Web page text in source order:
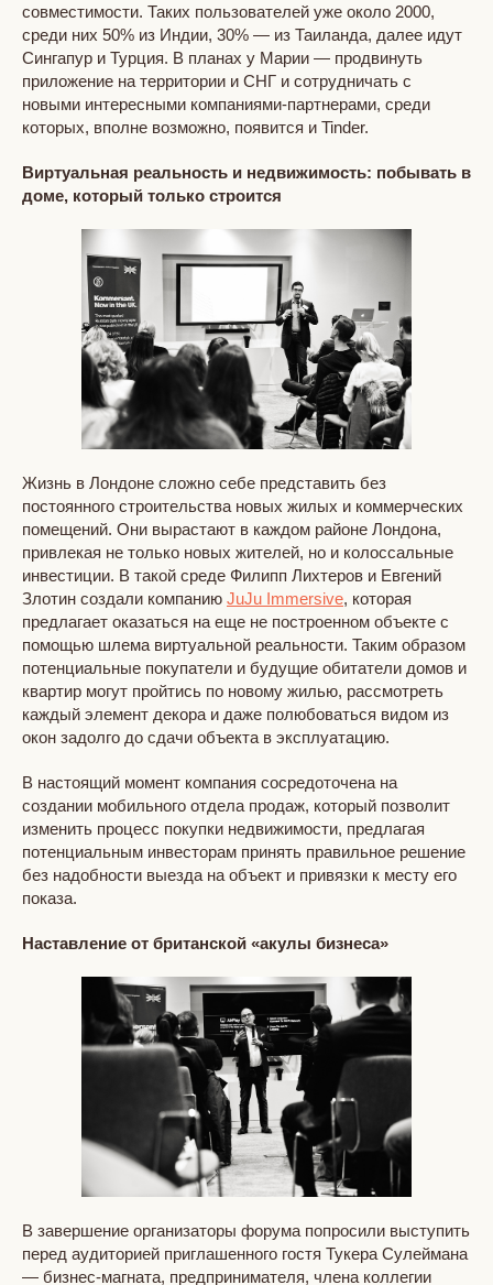
совместимости. Таких пользователей уже около 2000,
среди них 50% из Индии, 30% — из Таиланда, далее идут
Сингапур и Турция. В планах у Марии — продвинуть
приложение на территории и СНГ и сотрудничать с
новыми интересными компаниями-партнерами, среди
которых, вполне возможно, появится и Tinder.
Виртуальная реальность и недвижимость: побывать в
доме, который только строится
Жизнь в Лондоне сложно себе представить без
постоянного строительства новых жилых и коммерческих
помещений. Они вырастают в каждом районе Лондона,
привлекая не только новых жителей, но и колоссальные
инвестиции. В такой среде Филипп Лихтеров и Евгений
Злотин создали компанию JuJu Immersive, которая
предлагает оказаться на еще не построенном объекте с
помощью шлема виртуальной реальности. Таким образом
потенциальные покупатели и будущие обитатели домов и
квартир могут пройтись по новому жилью, рассмотреть
каждый элемент декора и даже полюбоваться видом из
окон задолго до сдачи объекта в эксплуатацию.
В настоящий момент компания сосредоточена на
создании мобильного отдела продаж, который позволит
изменить процесс покупки недвижимости, предлагая
потенциальным инвесторам принять правильное решение
без надобности выезда на объект и привязки к месту его
показа.
Наставление от британской «акулы бизнеса»
В завершение организаторы форума попросили выступить
перед аудиторией приглашенного гостя Тукера Сулеймана
— бизнес-магната, предпринимателя, члена коллегии